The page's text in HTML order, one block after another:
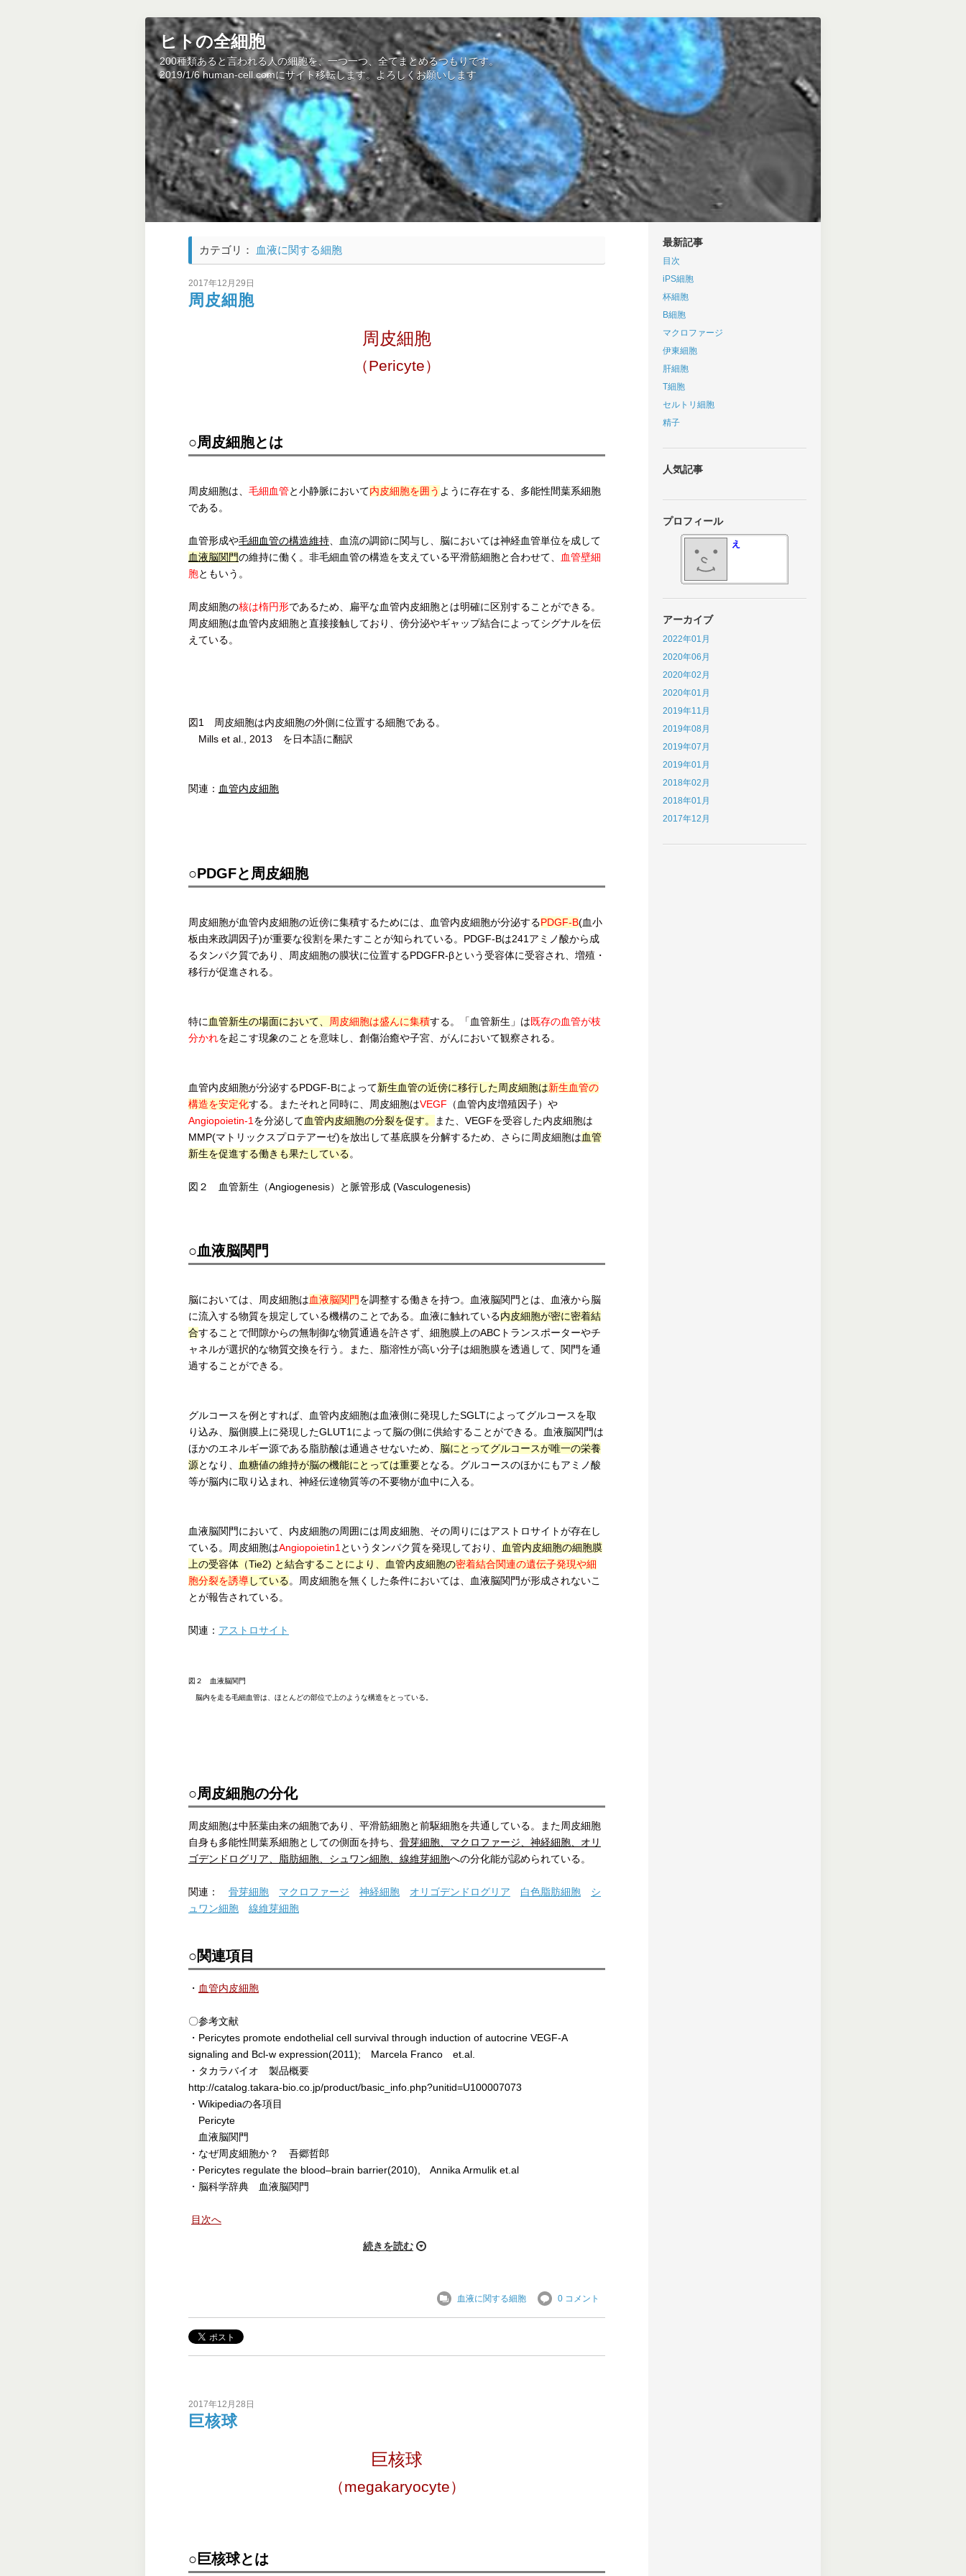
ヒトの全細胞
200種類あると言われる人の細胞を、一つ一つ、全てまとめるつもりです。
2019/1/6 human-cell.comにサイト移転します。よろしくお願いします
カテゴリ： 血液に関する細胞
2017年12月29日
周皮細胞
周皮細胞
（Pericyte）
○周皮細胞とは
周皮細胞は、 毛細血管と小静脈において内皮細胞を囲う ように存在する、多能性間葉系細胞
である。
血管形成や毛細血管の構造維持 、血流の調節に関与し、脳においては神経血管単位を成して
血液脳関門の維持に働く。非毛細血管の構造を支えている平滑筋細胞と合わせて、
血管壁細
胞ともいう。
周皮細胞の核は楕円形であるため、扁平な血管内皮細胞とは明確に区別することができる。
周皮細胞は血管内皮細胞と直接接触しており、傍分泌やギャップ結合によってシグナルを伝
えている。
図1 周皮細胞は内皮細胞の外側に位置する細胞である。
Mills et al., 2013 を日本語に翻訳
関連： 血管内皮細胞
○PDGFと周皮細胞
周皮細胞が血管内皮細胞の近傍に集積するためには、血管内皮細胞が分泌するPDGF-B(血小
板由来政調因子)が重要な役割を果たすことが知られている。PDGF-Bは241アミノ酸から成
るタンパク質であり、周皮細胞の膜状に位置するPDGFR-βという受容体に受容され、増殖・
移行が促進される。
特に 血管新生の場面において、 周皮細胞は盛んに集積する。「血管新生」は既存の血管が枝
分かれを起こす現象のことを意味し、創傷治癒や子宮、がんにおいて観察される。
血管内皮細胞が分泌するPDGF-Bによって新生血管の近傍に移行した周皮細胞は新生血管の
構造を安定化する。またそれと同時に、周皮細胞はVEGF （血管内皮増殖因子）や
Angiopoietin-1 を分泌して血管内皮細胞の分裂を促す。 また、 VEGFを受容した内皮細胞は
MMP(マトリックスプロテアーゼ)を放出して基底膜を分解するため、さらに周皮細胞は血管
新生を促進する働きも果たしている。
図２ 血管新生（Angiogenesis）と脈管形成 (Vasculogenesis)
○血液脳関門
脳においては、周皮細胞は血液脳関門を調整する働きを持つ。血液脳関門とは、血液から脳
に流入する物質を規定している機構のことである。血液に触れている内皮細胞が密に密着結
合することで間隙からの無制御な物質通過を許さず、細胞膜上のABCトランスポーターやチ
ャネルが選択的な物質交換を行う。また、脂溶性が高い分子は細胞膜を透過して、関門を通
過することができる。
グルコースを例とすれば、血管内皮細胞は血液側に発現したSGLTによってグルコースを取
り込み、脳側膜上に発現したGLUT1によって脳の側に供給することができる。血液脳関門は
ほかのエネルギー源である脂肪酸は通過させないため、 脳にとってグルコースが唯一の栄養
源となり、 血糖値の維持が脳の機能にとっては重要となる。グルコースのほかにもアミノ酸
等が脳内に取り込まれ、神経伝達物質等の不要物が血中に入る。
血液脳関門において、内皮細胞の周囲には周皮細胞、その周りにはアストロサイトが存在し
ている。周皮細胞はAngiopoietin1 というタンパク質を発現しており、
血管内皮細胞の細胞膜
上の受容体（Tie2) と結合することにより、血管内皮細胞の密着結合関連の遺伝子発現や細
胞分裂を誘導している。周皮細胞を無くした条件においては、血液脳関門が形成されないこ
とが報告されている。
関連： アストロサイト
図２ 血液脳関門
脳内を走る毛細血管は、ほとんどの部位で上のような構造をとっている。
○周皮細胞の分化
周皮細胞は中胚葉由来の細胞であり、平滑筋細胞と前駆細胞を共通している。また周皮細胞
自身も多能性間葉系細胞としての側面を持ち、 骨芽細胞、マクロファージ、神経細胞、オリ
ゴデンドログリア、脂肪細胞、シュワン細胞、線維芽細胞への分化能が認められている。
関連： 骨芽細胞 マクロファージ 神経細胞 オリゴデンドログリア 白色脂肪細胞
シ
ュワン細胞
線維芽細胞
○関連項目
・ 血管内皮細胞
〇参考文献
・Pericytes promote endothelial cell survival through induction of autocrine VEGF-A
signaling and Bcl-w expression(2011); Marcela Franco et.al.
・タカラバイオ 製品概要
http://catalog.takara-bio.co.jp/product/basic_info.php?unitid=U100007073
・Wikipediaの各項目
Pericyte
血液脳関門
・なぜ周皮細胞か？ 吾郷哲郎
・Pericytes regulate the blood–brain barrier(2010), Annika Armulik et.al
・脳科学辞典 血液脳関門
目次へ
続きを読む
0 コメント
血液に関する細胞
2017年12月28日
巨核球
巨核球
（megakaryocyte）
○巨核球とは
最新記事
目次
iPS細胞
杯細胞
B細胞
マクロファージ
伊東細胞
肝細胞
T細胞
セルトリ細胞
精子
人気記事
プロフィール
え
アーカイブ
2022年01月
2020年06月
2020年02月
2020年01月
2019年11月
2019年08月
2019年07月
2019年01月
2018年02月
2018年01月
2017年12月